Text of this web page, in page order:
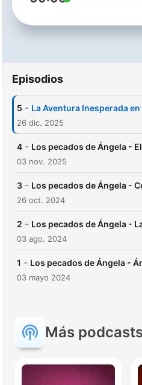
Episodios
5 - La Aventura Inesperada
26 dic. 2025
4 - Los pecados de Ángela -
03 nov. 2025
3 - Los pecados de Ángela -
26 oct. 2024
2 - Los pecados de Ángela -
03 ago. 2024
1 - Los pecados de Ángela -
03 mayo 2024
Más